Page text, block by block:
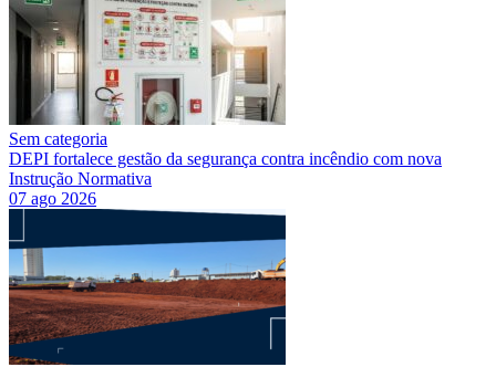
Sem categoria
DEPI fortalece gestão da segurança contra incêndio com nova
Instrução Normativa
07 ago 2026